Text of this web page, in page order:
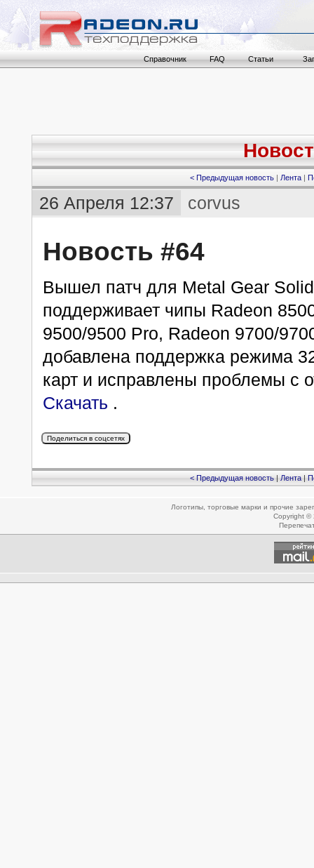
Справочник FAQ Статьи
< Предыдущая новость | Лента |
26 Апреля 12:37 corvus
Новость #64
Вышел патч для Metal Gear
поддерживает чипы Radeon
9500/9500 Pro, Radeon 9700/
добавлена поддержка режима
карт и исправлены проблемы с
Скачать .
< Предыдущая новость Лента|
Логотипы, торговые марки и прочие
Copyright ©